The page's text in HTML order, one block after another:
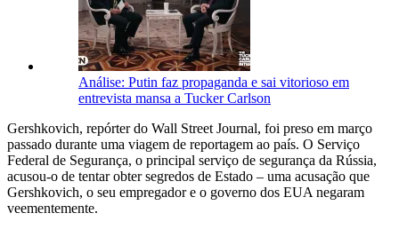
Análise: Putin faz propaganda e sai vitorioso em
entrevista mansa a Tucker Carlson
Gershkovich, repórter do Wall Street Journal, foi preso em março
passado durante uma viagem de reportagem ao país. O Serviço
Federal de Segurança, o principal serviço de segurança da Rússia,
acusou-o de tentar obter segredos de Estado – uma acusação que
Gershkovich, o seu empregador e o governo dos EUA negaram
veementemente.